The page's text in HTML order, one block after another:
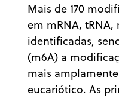
Mais de 170
em mRNA, tRNA,
identificadas,
(m6A) a
mais
eucariótico. As